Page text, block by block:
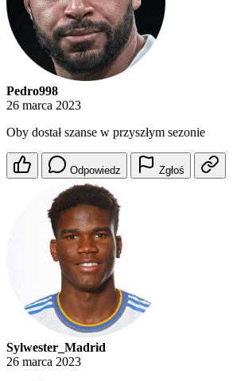
Pedro998
26 marca 2023
Oby dostał szanse w przyszłym sezonie
Odpowiedz Zgłoś
Sylwester_Madrid
26 marca 2023